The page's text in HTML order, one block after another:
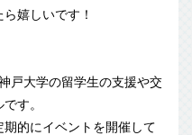
嬉しいです！
戸大学の留学生の支援や交
す。
的にイベントを開催して